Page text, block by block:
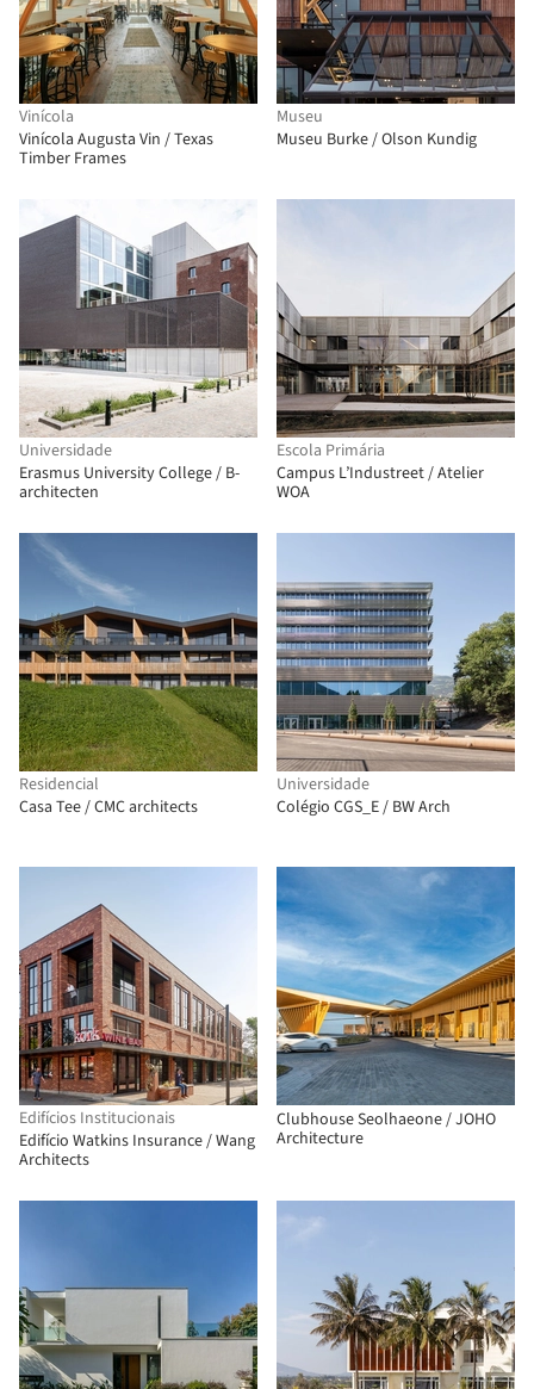
Vinícola
Vinícola Augusta Vin / Texas
Timber Frames
Museu
Museu Burke / Olson Kundig
Universidade
Erasmus University College / B-
architecten
Escola Primária
Campus L’Industreet / Atelier
WOA
Residencial
Casa Tee / CMC architects
Universidade
Colégio CGS_E / BW Arch
Edifícios Institucionais
Edifício Watkins Insurance / Wang
Architects
Clubhouse Seolhaeone / JOHO
Architecture